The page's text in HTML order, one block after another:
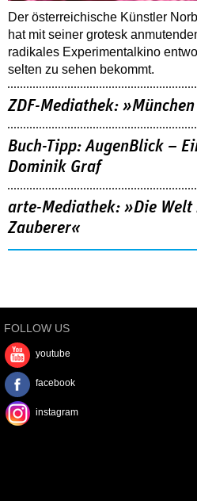
Der österreichische Künstler
hat mit seiner grotesk
radikales Experimentalkino
selten zu sehen bekommt.
ZDF-Mediathek:
Buch-Tipp: AugenBlick –
Dominik Graf
arte-Mediathek: »Die Welt
Zauberer«
FOLLOW US
youtube
facebook
instagram